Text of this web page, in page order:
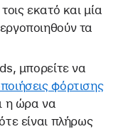
εκατό και μία
τα
μπορείτε να
φόρτισης
η ώρα να
είναι πλήρως